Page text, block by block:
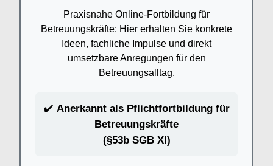
Praxisnahe Online-Fortbildung für
Betreuungskräfte: Hier erhalten Sie konkrete
Ideen, fachliche Impulse und direkt
umsetzbare Anregungen für den
Betreuungsalltag.
✔️ Anerkannt als Pflichtfortbildung für
Betreuungskräfte
(§53b SGB XI)